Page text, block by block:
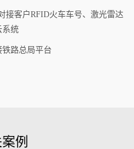
接客户RFID火车车号、激光雷达
系统
路总局平台
例